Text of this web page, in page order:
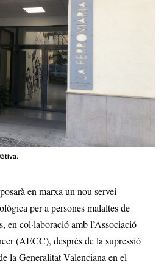
en marxa un nou servei
per a persones malaltes de
en col·laboració amb l’Associació
(AECC), després de la supressió
la Generalitat Valenciana en el